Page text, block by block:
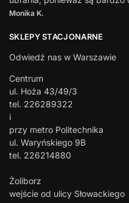
Monika K.
SKLEPY STACJONARNE
Odwiedź nas w Warszawie
Centrum
ul. Hoża 43/49/3
tel. 226289322
i
przy metro Politechnika
ul. Waryńskiego 9B
tel. 226214880
Żoliborz
wejście od ulicy Słowackiego